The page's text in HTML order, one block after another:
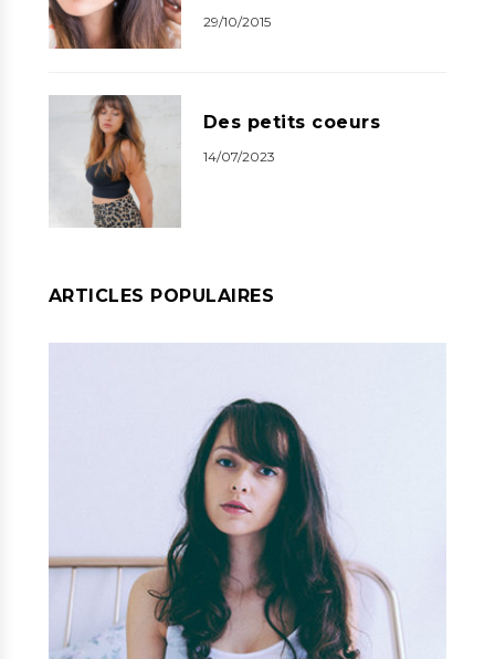
29/10/2015
Des petits coeurs
14/07/2023
ARTICLES POPULAIRES